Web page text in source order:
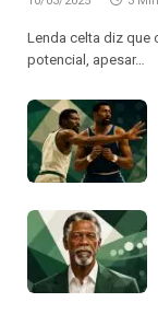
Lenda celta diz que
potencial, apesar…